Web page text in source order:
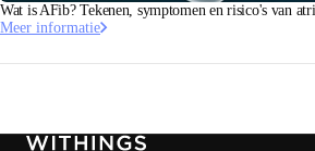
Wat is AFib? Tekenen, symptomen en risico's van
Meer informatie